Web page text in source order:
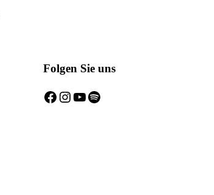
Folgen Sie uns
Facebook
Instagram
YouTube
Spotify